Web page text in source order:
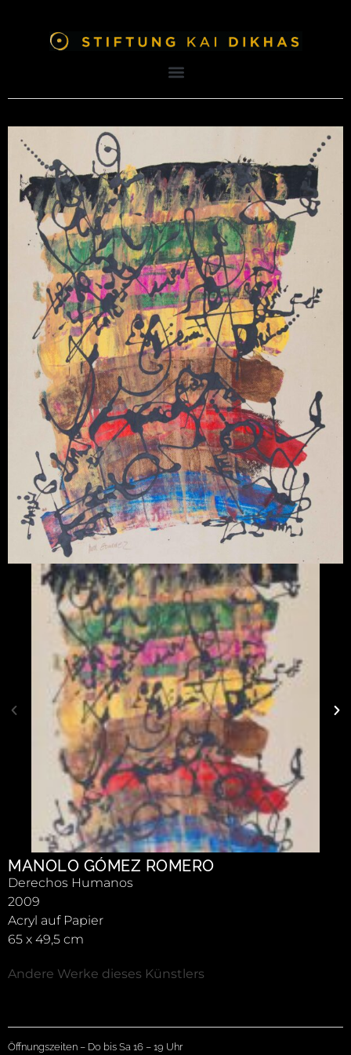
MANOLO GÓMEZ ROMERO
Derechos Humanos
2009
Acryl auf Papier
65 x 49,5 cm
Andere Werke dieses Künstlers
Öffnungszeiten – Do bis Sa 16 – 19 Uhr